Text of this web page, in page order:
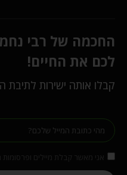
החכמה של רבי
לכם את החיים!
קבלו אותה ישירות לתיבת